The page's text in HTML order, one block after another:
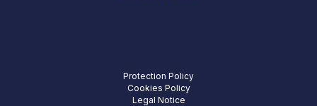
Protection Policy
Cookies Policy
Legal Notice